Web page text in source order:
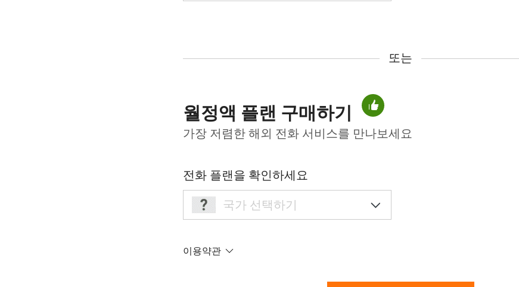
비밀번호를 생성하지 않았습니다
숫자
특수 문자
또는
월정액 플랜 구매하기
가장 저렴한 해외 전화 서비스를 만나보세요
전화 플랜을 확인하세요
이용약관